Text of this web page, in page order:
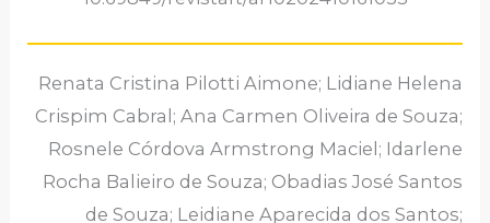
Renata Cristina Pilotti Aimone; Lidiane Helena
Crispim Cabral; Ana Carmen Oliveira de Souza;
Rosnele Córdova Armstrong Maciel; Idarlene
Rocha Balieiro de Souza; Obadias José Santos
de Souza; Leidiane Aparecida dos Santos;